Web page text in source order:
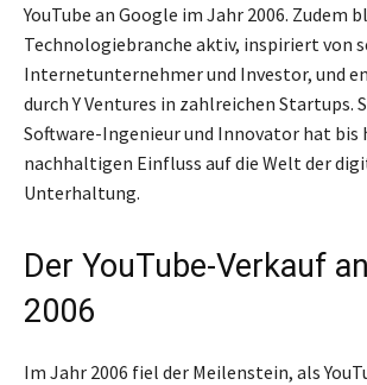
YouTube an Google im Jahr 2006. Zudem
Technologiebranche aktiv, inspiriert von
Internetunternehmer und Investor, und
durch Y Ventures in zahlreichen Startups.
Software-Ingenieur und Innovator hat bis
nachhaltigen Einfluss auf die Welt der
Unterhaltung.
Der YouTube-Verkauf
2006
Im Jahr 2006 fiel der Meilenstein, als